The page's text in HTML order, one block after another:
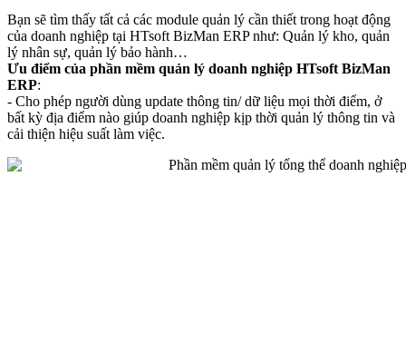
Bạn sẽ tìm thấy tất cả các module quản lý cần thiết trong hoạt động
của doanh nghiệp tại HTsoft BizMan ERP như: Quản lý kho, quản
lý nhân sự, quản lý bảo hành…
Ưu điểm của phần mềm quản lý doanh nghiệp HTsoft BizMan
ERP:
- Cho phép người dùng update thông tin/ dữ liệu mọi thời điểm, ở
bất kỳ địa điểm nào giúp doanh nghiệp kịp thời quản lý thông tin và
cải thiện hiệu suất làm việc.